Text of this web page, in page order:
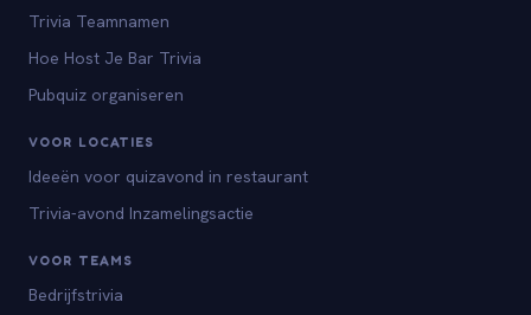
Trivia Teamnamen
Hoe Host Je Bar Trivia
Pubquiz organiseren
VOOR LOCATIES
Ideeën voor quizavond in restaurant
Trivia-avond Inzamelingsactie
VOOR TEAMS
Bedrijfstrivia